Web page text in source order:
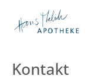
Kontakt